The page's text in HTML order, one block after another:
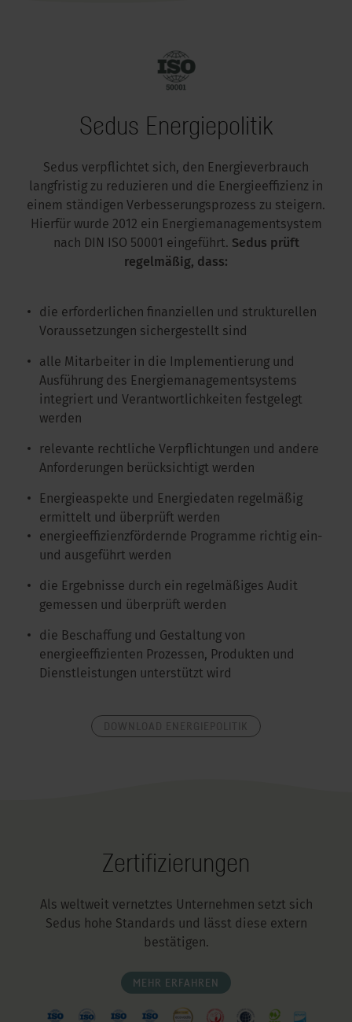
Sedus Energiepolitik
Sedus verpflichtet sich, den Energieverbrauch
langfristig zu reduzieren und die Energieeffizienz in
einem ständigen Verbesserungsprozess zu steigern.
Hierfür wurde 2012 ein Energiemanagementsystem
nach DIN ISO 50001 eingeführt. Sedus prüft
regelmäßig, dass:
die erforderlichen finanziellen und strukturellen
Voraussetzungen sichergestellt sind
alle Mitarbeiter in die Implementierung und
Ausführung des Energiemanagementsystems
integriert und Verantwortlichkeiten festgelegt
werden
relevante rechtliche Verpflichtungen und andere
Anforderungen berücksichtigt werden
Energieaspekte und Energiedaten regelmäßig
ermittelt und überprüft werden
energieeffizienzfördernde Programme richtig ein-
und ausgeführt werden
die Ergebnisse durch ein regelmäßiges Audit
gemessen und überprüft werden
die Beschaffung und Gestaltung von
energieeffizienten Prozessen, Produkten und
Dienstleistungen unterstützt wird
Zertifizierungen
Als weltweit vernetztes Unternehmen setzt sich
Sedus hohe Standards und lässt diese extern
bestätigen.
MEHR ERFAHREN